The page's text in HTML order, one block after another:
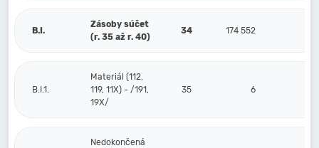
B.I.
Zásoby súčet
(r. 35 až r. 40)
34 174 552
B.I.1.
Materiál (112,
119, 11X) - /191,
19X/
35 6
Nedokončená